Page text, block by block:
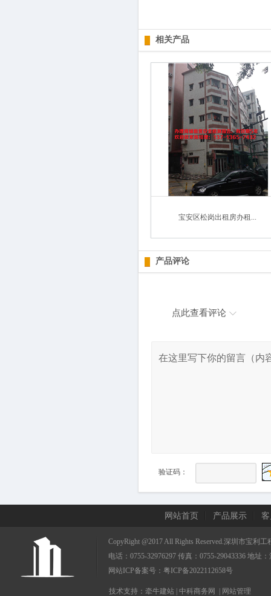
相关产品
宝安区松岗出租房办租...
产品评论
点此查看评论
验证码：
网站首页 产品展示
CopyRight @2017 All Rights Reserved.深圳市宝利
电话：0755-32976297 传真：0755-29043336 地
网站ICP备案号： 粤ICP备2022112658号
技术支持： 牵牛建站 中科商务网 网站管理